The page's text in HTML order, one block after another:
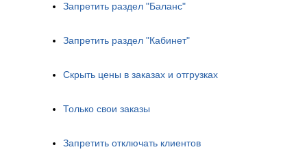
Запретить раздел "Баланс"
Запретить раздел "Кабинет"
Скрыть цены в заказах и отгрузках
Только свои заказы
Запретить отключать клиентов